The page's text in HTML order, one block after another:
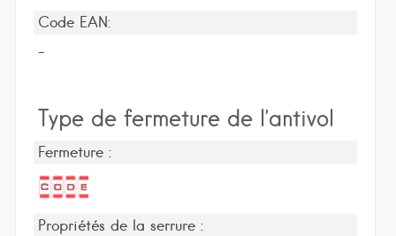
Code EAN:
-
Type de fermeture de l’antivol
Fermeture :
Propriétés de la serrure :